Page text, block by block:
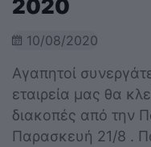
2020
10/08/2020
Αγαπητοί
εταιρεία μας θα
διακοπές από την
Παρασκευή 21/8 .